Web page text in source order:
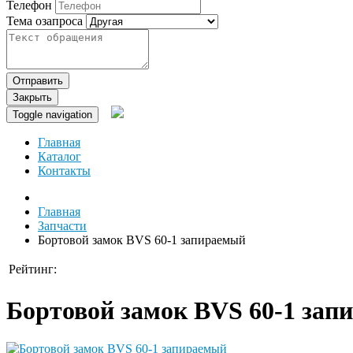
Телефон
Тема озапроса
Отправить
Закрыть
Toggle navigation
Главная
Каталог
Контакты
Главная
Запчасти
Бортовой замок BVS 60-1 запираемый
Рейтинг:
Бортовой замок BVS 60-1